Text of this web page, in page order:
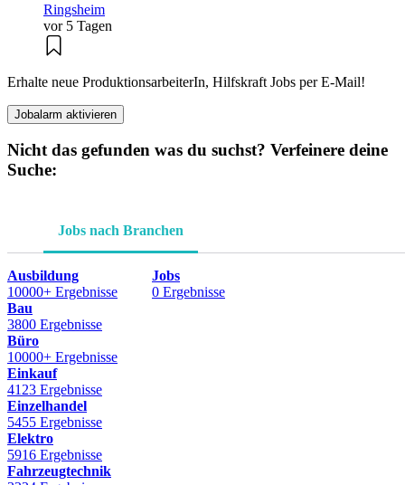
Ringsheim
vor 5 Tagen
Erhalte neue ProduktionsarbeiterIn, Hilfskraft Jobs per E-Mail!
Jobalarm aktivieren
Nicht das gefunden was du suchst? Verfeinere deine
Suche:
Jobs nach Branchen
Ausbildung
10000+ Ergebnisse
Bau
3800 Ergebnisse
Büro
10000+ Ergebnisse
Einkauf
4123 Ergebnisse
Einzelhandel
5455 Ergebnisse
Elektro
5916 Ergebnisse
Fahrzeugtechnik
Jobs
0 Ergebnisse